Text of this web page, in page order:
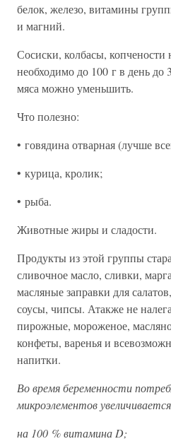
белок, железо, витамины
и магний.
Сосиски, колбасы,
необходимо до 100 г в день
мяса можно уменьшить.
Что полезно:
• говядина отварная (лучше
• курица, кролик;
• рыба.
Животные жиры и сладости.
Продукты из этой группы
сливочное масло, сливки,
масляные заправки для
соусы, чипсы. Атакже не
пирожные, мороженое,
конфеты, варенья и
напитки.
Во время беременности
микроэлементов
на 100 % витамина D;